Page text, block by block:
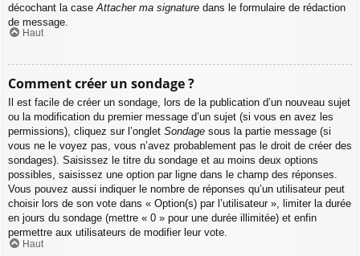
décochant la case Attacher ma signature dans le formulaire de rédaction
de message.
Haut
Comment créer un sondage ?
Il est facile de créer un sondage, lors de la publication d’un nouveau sujet
ou la modification du premier message d’un sujet (si vous en avez les
permissions), cliquez sur l’onglet Sondage sous la partie message (si
vous ne le voyez pas, vous n’avez probablement pas le droit de créer des
sondages). Saisissez le titre du sondage et au moins deux options
possibles, saisissez une option par ligne dans le champ des réponses.
Vous pouvez aussi indiquer le nombre de réponses qu’un utilisateur peut
choisir lors de son vote dans « Option(s) par l’utilisateur », limiter la durée
en jours du sondage (mettre « 0 » pour une durée illimitée) et enfin
permettre aux utilisateurs de modifier leur vote.
Haut